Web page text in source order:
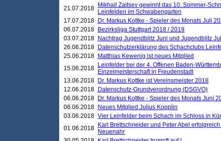
21.07.2018
Mikhail Zaitsev gewinnt das 10. Sommer-
Leinfelden im Schwabengarten
17.07.2018
Dr. Markus Kottke - Spieler des Monats Juli
06.07.2018
Bezirksliga Stuttgart 2018 / 2019
03.07.2018
Nachtrag Jugendblitz Juni und Jugendblitz
26.06.2018
Datenschutzerklärung des Schachclubs
25.06.2018
Matthias Kewenig ist neues Mitglied
15.06.2018
Leinfelder bei der 4. Offenen Baden-
Einzelmeisterschaft in Freudenstadt
13.06.2018
Dr. Markus Kottke ist Vereinsmeister 2018
12.06.2018
Datenschutz-Grundverordnung (DSGVO)
06.06.2018
Dr. Markus Kottke - Spieler des Monats Juni
06.06.2018
Neues Mitglied Julius Kopplin
03.06.2018 Vier Leinfelder beim Schach im Schloss in
01.06.2018
Karl Brettschneider und Peter Abel
Neuenahr